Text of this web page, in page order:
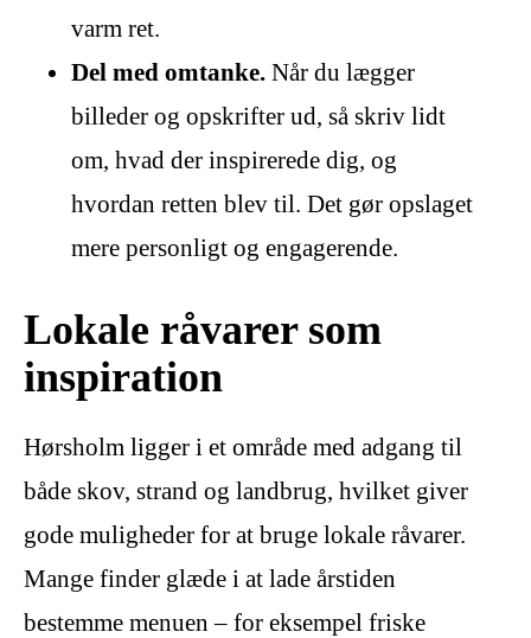
varm ret.
Del med omtanke. Når du lægger
billeder og opskrifter ud, så skriv lidt
om, hvad der inspirerede dig, og
hvordan retten blev til. Det gør opslaget
mere personligt og engagerende.
Lokale råvarer som
inspiration
Hørsholm ligger i et område med adgang til
både skov, strand og landbrug, hvilket giver
gode muligheder for at bruge lokale råvarer.
Mange finder glæde i at lade årstiden
bestemme menuen – for eksempel friske